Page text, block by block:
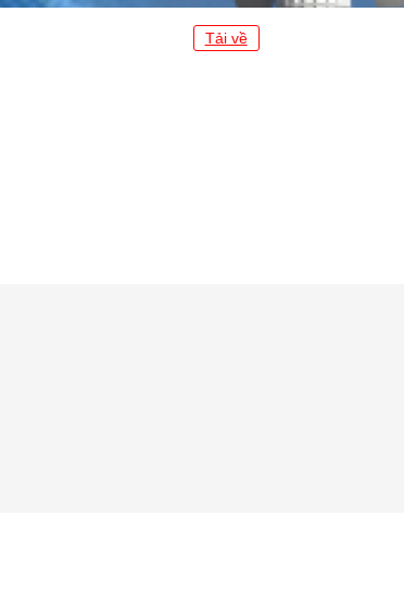
Tải về